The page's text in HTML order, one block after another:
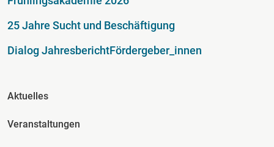
25 Jahre Sucht und Beschäftigung
Dialog JahresberichtFördergeber_innen
Fusszeile Spalte 2
Aktuelles
Veranstaltungen